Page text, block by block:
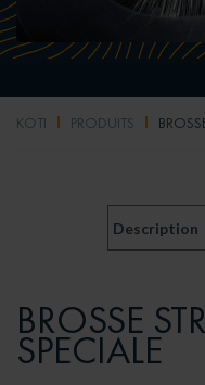
KOTI PRODUITS
BROSSE
SPECIALE